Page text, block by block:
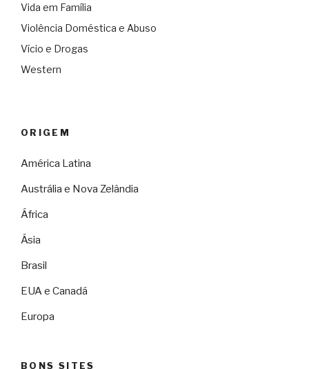
Vida em Família
Violência Doméstica e Abuso
Vício e Drogas
Western
ORIGEM
América Latina
Austrália e Nova Zelândia
África
Ásia
Brasil
EUA e Canadá
Europa
BONS SITES